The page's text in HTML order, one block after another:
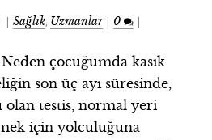
|Sağlık, Uzmanlar| 0 |
Neden çocuğumda kasık
son üç ayı süresinde,
olan testis, normal yeri
için yolculuğuna